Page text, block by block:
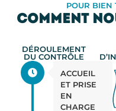
POUR BIEN
COMMENT
DÉROULEMENT
DU CONTRÔLE
ACCUEIL
ET PRISE
EN
CHARGE